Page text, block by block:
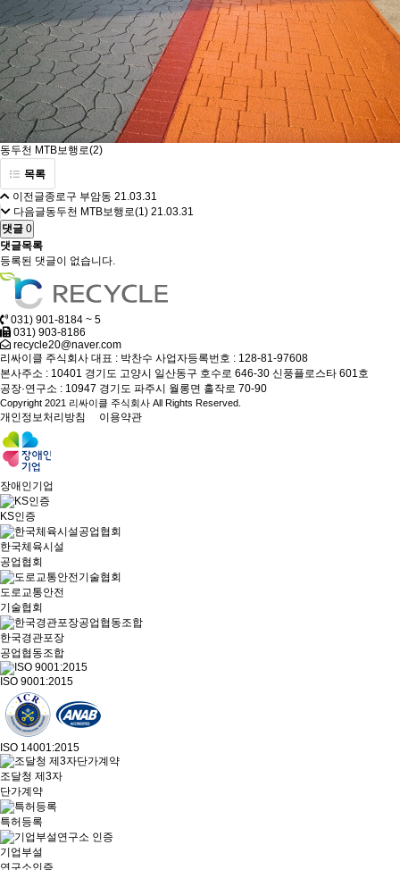
동두천 MTB보행로(2)
목록
이전글종로구 부암동 21.03.31
다음글동두천 MTB보행로(1) 21.03.31
댓글 0
댓글목록
등록된 댓글이 없습니다.
031) 901-8184 ~ 5
031) 903-8186
recycle20@naver.com
리싸이클 주식회사 대표 : 박찬수 사업자등록번호 : 128-81-97608
본사주소 : 10401 경기도 고양시 일산동구 호수로 646-30 신풍플로스타 601호
공장·연구소 : 10947 경기도 파주시 월롱면 홀작로 70-90
Copyright 2021 리싸이클 주식회사 All Rights Reserved.
개인정보처리방침 이용약관
장애인기업
KS인증
한국체육시설
공업협회
도로교통안전
기술협회
한국경관포장
공업협동조합
ISO 9001:2015
ISO 14001:2015
조달청 제3자
단가계약
특허등록
기업부설
연구소인증